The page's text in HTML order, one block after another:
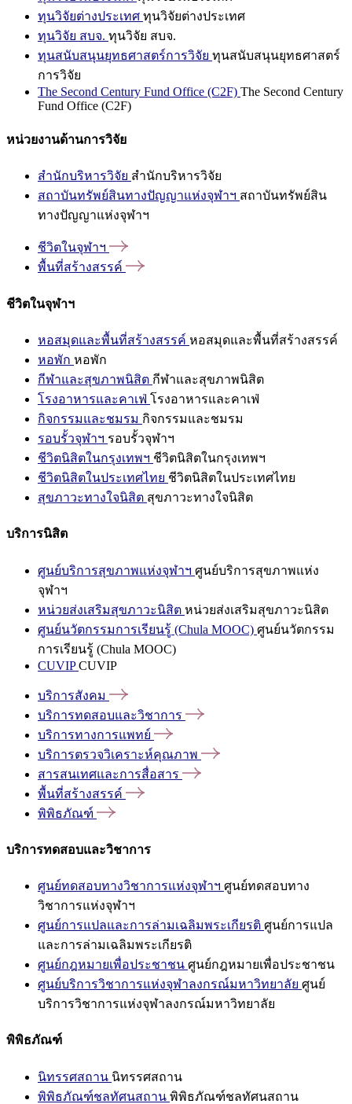
ทุนวิจัยต่างประเทศ ทุนวิจัยต่างประเทศ
ทุนวิจัย สบจ. ทุนวิจัย สบจ.
ทุนสนับสนุนยุทธศาสตร์การวิจัย ทุนสนับสนุนยุทธศาสตร์
การวิจัย
The Second Century Fund Office (C2F) The Second Century
Fund Office (C2F)
หน่วยงานด้านการวิจัย
สำนักบริหารวิจัย สำนักบริหารวิจัย
สถาบันทรัพย์สินทางปัญญาแห่งจุฬาฯ สถาบันทรัพย์สิน
ทางปัญญาแห่งจุฬาฯ
ชีวิตในจุฬาฯ
พื้นที่สร้างสรรค์
ชีวิตในจุฬาฯ
หอสมุดและพื้นที่สร้างสรรค์ หอสมุดและพื้นที่สร้างสรรค์
หอพัก หอพัก
กีฬาและสุขภาพนิสิต กีฬาและสุขภาพนิสิต
โรงอาหารและคาเฟ่ โรงอาหารและคาเฟ่
กิจกรรมและชมรม กิจกรรมและชมรม
รอบรั้วจุฬาฯ รอบรั้วจุฬาฯ
ชีวิตนิสิตในกรุงเทพฯ ชีวิตนิสิตในกรุงเทพฯ
ชีวิตนิสิตในประเทศไทย ชีวิตนิสิตในประเทศไทย
สุขภาวะทางใจนิสิต สุขภาวะทางใจนิสิต
บริการนิสิต
ศูนย์บริการสุขภาพแห่งจุฬาฯ ศูนย์บริการสุขภาพแห่ง
จุฬาฯ
หน่วยส่งเสริมสุขภาวะนิสิต หน่วยส่งเสริมสุขภาวะนิสิต
ศูนย์นวัตกรรมการเรียนรู้ (Chula MOOC) ศูนย์นวัตกรรม
การเรียนรู้ (Chula MOOC)
CUVIPCUVIP
บริการสังคม
บริการทดสอบและวิชาการ
บริการทางการแพทย์
บริการตรวจวิเคราะห์คุณภาพ
สารสนเทศและการสื่อสาร
พื้นที่สร้างสรรค์
พิพิธภัณฑ์
บริการทดสอบและวิชาการ
ศูนย์ทดสอบทางวิชาการแห่งจุฬาฯ ศูนย์ทดสอบทาง
วิชาการแห่งจุฬาฯ
ศูนย์การแปลและการล่ามเฉลิมพระเกียรติ ศูนย์การแปล
และการล่ามเฉลิมพระเกียรติ
ศูนย์กฎหมายเพื่อประชาชน ศูนย์กฎหมายเพื่อประชาชน
ศูนย์บริการวิชาการแห่งจุฬาลงกรณ์มหาวิทยาลัย ศูนย์
บริการวิชาการแห่งจุฬาลงกรณ์มหาวิทยาลัย
พิพิธภัณฑ์
นิทรรศสถาน นิทรรศสถาน
พิพิธภัณฑ์ชลทัศนสถาน พิพิธภัณฑ์ชลทัศนสถาน